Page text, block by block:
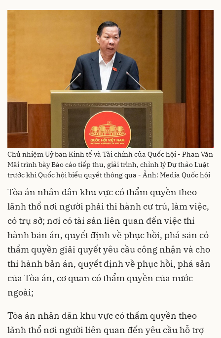
Chủ nhiệm Uỷ ban Kinh tế và Tài chính của Quốc hội - Phan Văn
Mãi trình bày Báo cáo tiếp thu, giải trình, chỉnh lý Dự thảo Luật
trước khi Quốc hội biểu quyết thông qua - Ảnh: Media Quốc hội
Tòa án nhân dân khu vực có thẩm quyền theo
lãnh thổ nơi người phải thi hành cư trú, làm việc,
có trụ sở; nơi có tài sản liên quan đến việc thi
hành bản án, quyết định về phục hồi, phá sản có
thẩm quyền giải quyết yêu cầu công nhận và cho
thi hành bản án, quyết định về phục hồi, phá sản
của Tòa án, cơ quan có thẩm quyền của nước
ngoài;
Tòa án nhân dân khu vực có thẩm quyền theo
lãnh thổ nơi người liên quan đến yêu cầu hỗ trợ